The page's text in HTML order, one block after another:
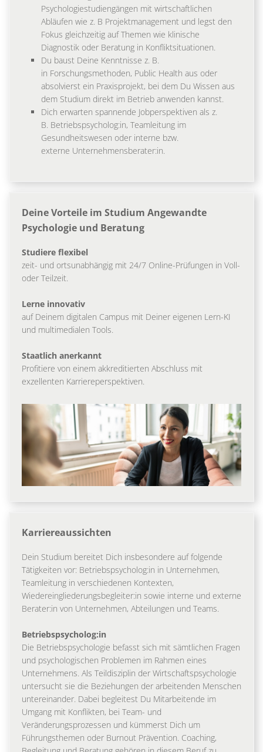
Psychologiestudiengängen mit wirtschaftlichen
Abläufen wie z. B Projektmanagement und legst den
Fokus gleichzeitig auf Themen wie klinische
Diagnostik oder Beratung in Konfliktsituationen.
Du baust Deine Kenntnisse z. B.
in Forschungsmethoden, Public Health aus oder
absolvierst ein Praxisprojekt, bei dem Du Wissen aus
dem Studium direkt im Betrieb anwenden kannst.
Dich erwarten spannende Jobperspektiven als z.
B. Betriebspsycholog:in, Teamleitung im
Gesundheitswesen oder interne bzw.
externe Unternehmensberater:in.
Deine Vorteile im Studium Angewandte
Psychologie und Beratung
Studiere flexibel
zeit- und ortsunabhängig mit 24/7 Online-Prüfungen in Voll-
oder Teilzeit.
Lerne innovativ
auf Deinem digitalen Campus mit Deiner eigenen Lern-KI
und multimedialen Tools.
Staatlich anerkannt
Profitiere von einem akkreditierten Abschluss mit
exzellenten Karriereperspektiven.
Karriereaussichten
Dein Studium bereitet Dich insbesondere auf folgende
Tätigkeiten vor: Betriebspsycholog:in in Unternehmen,
Teamleitung in verschiedenen Kontexten,
Wiedereingliederungsbegleiter:in sowie interne und externe
Berater:in von Unternehmen, Abteilungen und Teams.
Betriebspsycholog:in
Die Betriebspsychologie befasst sich mit sämtlichen Fragen
und psychologischen Problemen im Rahmen eines
Unternehmens. Als Teildisziplin der Wirtschaftspsychologie
untersucht sie die Beziehungen der arbeitenden Menschen
untereinander. Dabei begleitest Du Mitarbeitende im
Umgang mit Konflikten, bei Team- und
Veränderungsprozessen und kümmerst Dich um
Führungsthemen oder Burnout Prävention. Coaching,